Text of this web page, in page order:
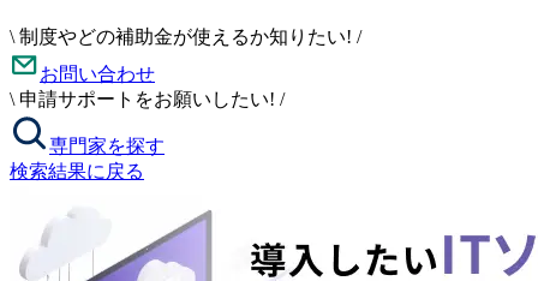
\ 制度やどの補助金が使えるか知りたい! /
お問い合わせ
\ 申請サポートをお願いしたい! /
専門家を探す
検索結果に戻る